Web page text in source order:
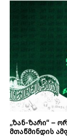
„ზან-ზარი“ –
მთაწმინდის